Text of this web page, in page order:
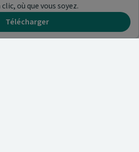
où que vous soyez.
Télécharger